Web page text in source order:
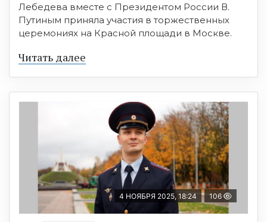
Лебедева вместе с Президентом России В.
Путиным приняла участия в торжественных
церемониях на Красной площади в Москве.
Читать далее
4 НОЯБРЯ 2025, 18:24 106